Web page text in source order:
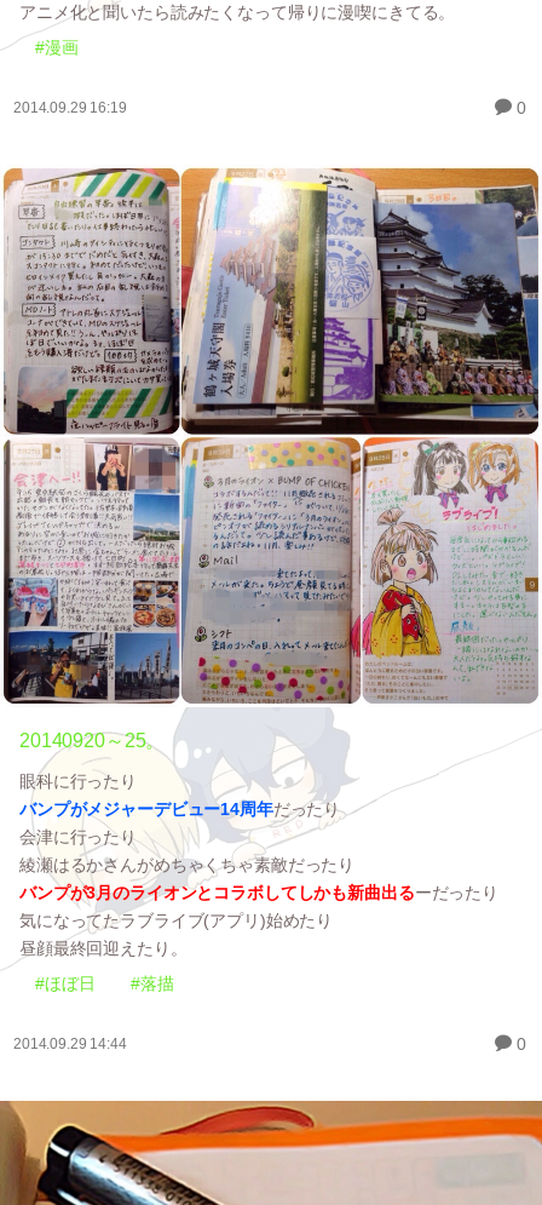
アニメ化と聞いたら読みたくなって帰りに漫喫にきてる。
#漫画
2014.09.29 16:19 0
20140920～25。
眼科に行ったり
バンプがメジャーデビュー14周年だったり
会津に行ったり
綾瀬はるかさんがめちゃくちゃ素敵だったり
バンプが3月のライオンとコラボしてしかも新曲出るーだったり
気になってたラブライブ(アプリ)始めたり
昼顔最終回迎えたり。
#ほぼ日
#落描
2014.09.29 14:44 0